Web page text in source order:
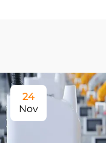
24
Nov